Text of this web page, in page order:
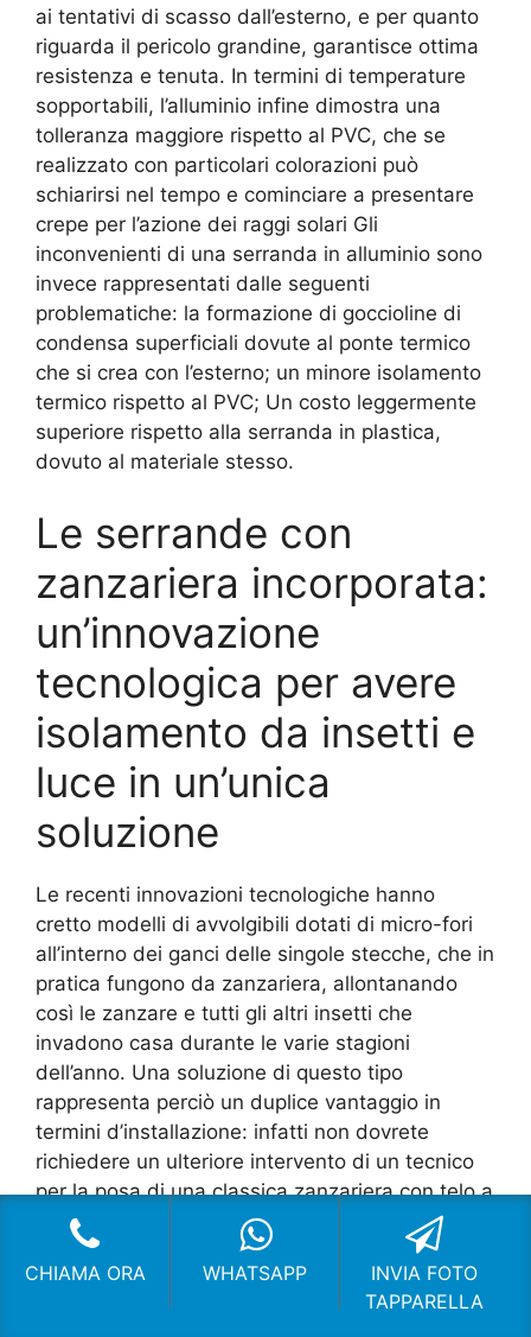
ai tentativi di scasso dall’esterno, e per quanto
riguarda il pericolo grandine, garantisce ottima
resistenza e tenuta. In termini di temperature
sopportabili, l’alluminio infine dimostra una
tolleranza maggiore rispetto al PVC, che se
realizzato con particolari colorazioni può
schiarirsi nel tempo e cominciare a presentare
crepe per l’azione dei raggi solari Gli
inconvenienti di una serranda in alluminio sono
invece rappresentati dalle seguenti
problematiche: la formazione di goccioline di
condensa superficiali dovute al ponte termico
che si crea con l’esterno; un minore isolamento
termico rispetto al PVC; Un costo leggermente
superiore rispetto alla serranda in plastica,
dovuto al materiale stesso.
Le serrande con
zanzariera incorporata:
un’innovazione
tecnologica per avere
isolamento da insetti e
luce in un’unica
soluzione
Le recenti innovazioni tecnologiche hanno
cretto modelli di avvolgibili dotati di micro-fori
all’interno dei ganci delle singole stecche, che in
pratica fungono da zanzariera, allontanando
così le zanzare e tutti gli altri insetti che
invadono casa durante le varie stagioni
dell’anno. Una soluzione di questo tipo
rappresenta perciò un duplice vantaggio in
termini d’installazione: infatti non dovrete
richiedere un ulteriore intervento di un tecnico
per la posa di una classica zanzariera con telo a
scomparsa, risparmiando tempo e denaro.
CHIAMA ORA WHATSAPP
INVIA FOTO
TAPPARELLA